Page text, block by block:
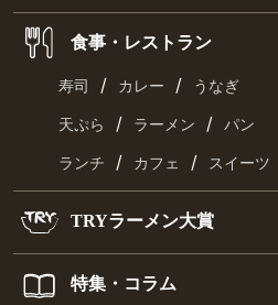
食事・レストラン
寿司 / カレー / うなぎ
天ぷら / ラーメン / パン
ランチ / カフェ / スイーツ
TRYラーメン大賞
特集・コラム